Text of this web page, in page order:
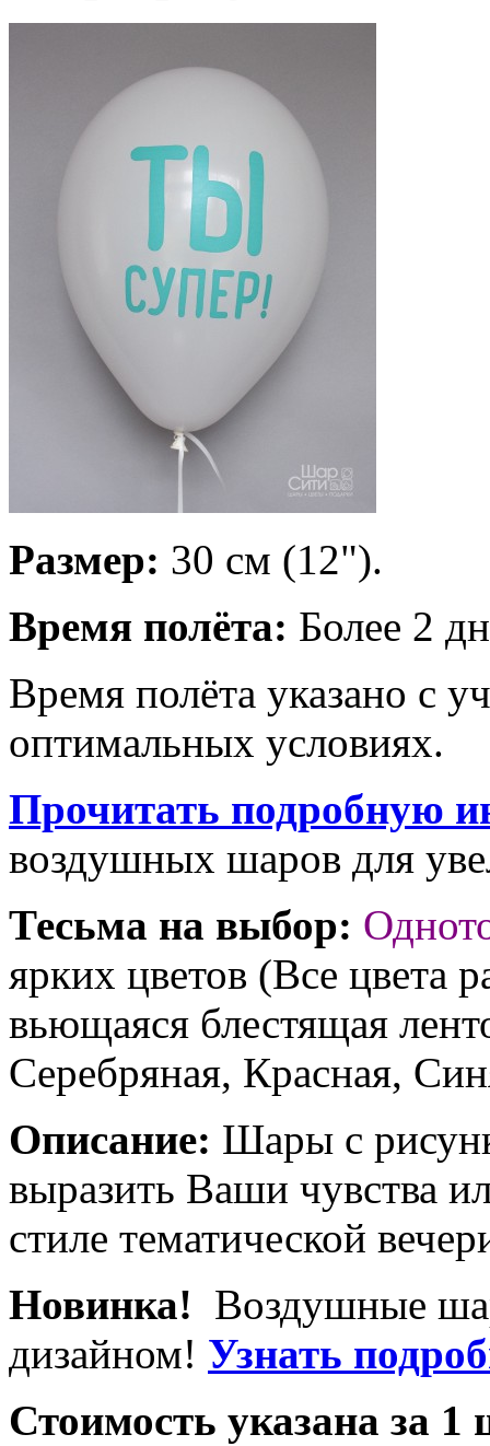
Размер: 30 см (12").
Время полёта: Более 2
Время полёта указано с
оптимальных условиях.
Прочитать подробную
воздушных шаров для
Тесьма на выбор:
ярких цветов (Все цвета
вьющаяся блестящая
Серебряная, Красная,
Описание: Шары с
выразить Ваши чувства
стиле тематической
Новинка! Воздушные
дизайном! Узнать
Стоимость указана за 1